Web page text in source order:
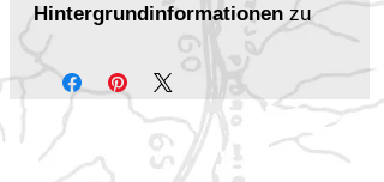
Hintergrundinformationen zu
Thorwal und dem Gjalskerland.
✔ Gefahren des Nordens
– Orks,
Hranngars Kinder und uralte
Schrecken aus der Tiefe.
Regionale Kulturen &